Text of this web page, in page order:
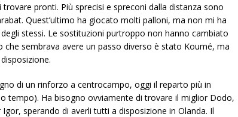
pronti. Più sprecisi e spreconi dalla distanza sono
Quest’ultimo ha giocato molti palloni, ma non mi ha
stessi. Le sostituzioni purtroppo non hanno cambiato
che sembrava avere un passo diverso è stato Koumé, ma
di un rinforzo a centrocampo, oggi il reparto più in
tempo). Ha bisogno ovviamente di trovare il miglior Dodo,
sperando di averli tutti a disposizione in Olanda. Il